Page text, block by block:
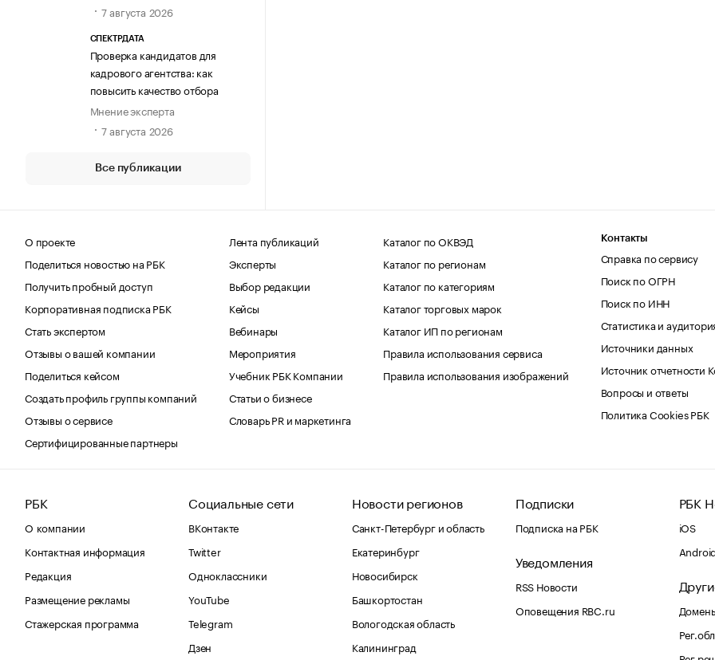
7 августа 2026
СПЕКТРДАТА
Проверка кандидатов для
кадрового агентства: как
повысить качество отбора
Мнение эксперта
7 августа 2026
Все публикации
О проекте
Поделиться новостью на РБК
Получить пробный доступ
Корпоративная подписка РБК
Стать экспертом
Отзывы о вашей компании
Поделиться кейсом
Создать профиль группы компаний
Отзывы о сервисе
Сертифицированные партнеры
Лента публикаций
Эксперты
Выбор редакции
Кейсы
Вебинары
Мероприятия
Учебник РБК Компании
Статьи о бизнесе
Словарь PR и маркетинга
Каталог по ОКВЭД
Каталог по регионам
Каталог по категориям
Каталог торговых марок
Каталог ИП по регионам
Правила использования сервиса
Правила использования изображений
Контакты
Справка по сервису
Поиск по ОГРН
Поиск по ИНН
Статистика и
Источники данных
Источник отчетности
Вопросы и ответы
Политика Cookies РБК
РБК
О компании
Контактная информация
Редакция
Размещение рекламы
Стажерская программа
Социальные сети
ВКонтакте
Twitter
Одноклассники
YouTube
Telegram
Дзен
Новости регионов
Санкт-Петербург и область
Екатеринбург
Новосибирск
Башкортостан
Вологодская область
Калининград
Подписки
Подписка на РБК
Уведомления
RSS Новости
Оповещения RBC.ru
РБК
iOS